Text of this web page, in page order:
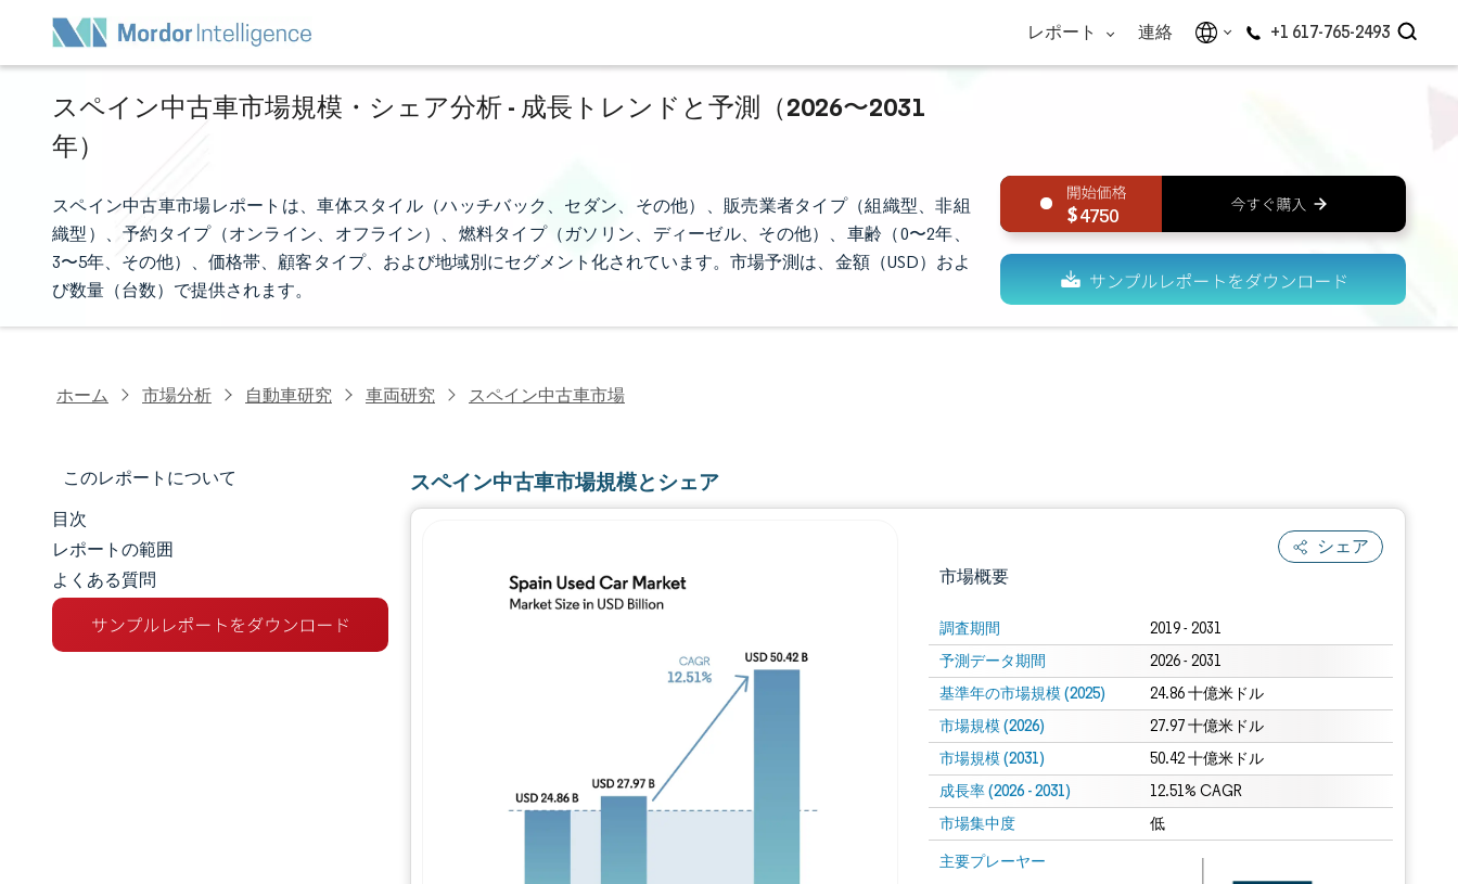
レポート 連絡 +1 617-765-2493
スペイン中古車市場規模・シェア分析 - 成長トレンドと予測（2026〜2031
年）
スペイン中古車市場レポートは、車体スタイル（ハッチバック、セダン、その他）、販売業者タイプ（組織型、非組
織型）、予約タイプ（オンライン、オフライン）、燃料タイプ（ガソリン、ディーゼル、その他）、車齢（0〜2年、
3〜5年、その他）、価格帯、顧客タイプ、および地域別にセグメント化されています。市場予測は、金額（USD）およ
び数量（台数）で提供されます。
4750
ホーム 市場分析 自動車研究 車両研究 スペイン中古車市場
このレポートについて
市場規模とシェア
市場分析
トレンドとインサイト
目次
レポートの範囲
よくある質問
スペイン中古車市場規模とシェア
シェア
市場概要
調査期間 2019 - 2031
予測データ期間 2026 - 2031
基準年の市場規模 (2025) 24.86 十億米ドル
市場規模 (2026) 27.97 十億米ドル
市場規模 (2031) 50.42 十億米ドル
成長率 (2026 - 2031) 12.51% CAGR
市場集中度 低
主要プレーヤー
画像 © Mordor Intelligence。再利用にはCC BY 4.0の表示が必要です。
画像 © Mordor Intelligence。再利用にはCC BY 4.0の表示が必要です。